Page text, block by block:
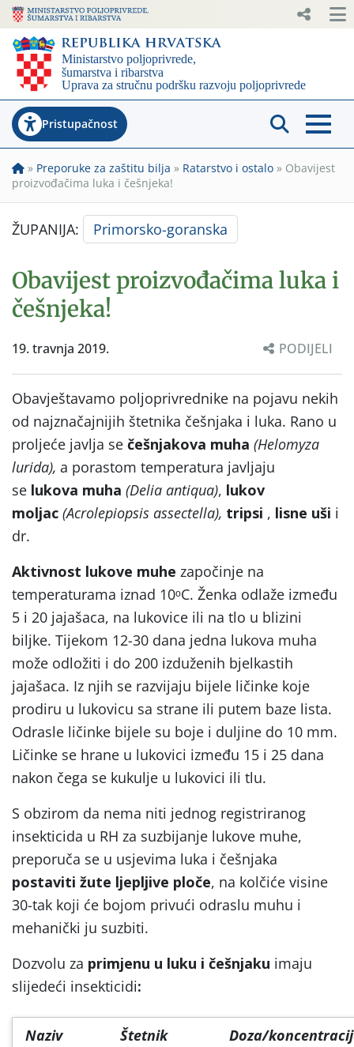
Pristupačnost
» Preporuke za zaštitu bilja » Ratarstvo i ostalo » Obavijest
proizvođačima luka i češnjeka!
ŽUPANIJA: Primorsko-goranska
Obavijest proizvođačima luka i
češnjeka!
19. travnja 2019. PODIJELI
Obavještavamo poljoprivrednike na pojavu nekih
od najznačajnijih štetnika češnjaka i luka. Rano u
proljeće javlja se češnjakova muha (Helomyza
lurida), a porastom temperatura javljaju
se lukova muha (Delia antiqua), lukov
moljac (Acrolepiopsis assectella), tripsi , lisne uši i
dr.
Aktivnost lukove muhe započinje na
temperaturama iznad 10ᵒC. Ženka odlaže između
5 i 20 jajašaca, na lukovice ili na tlo u blizini
biljke. Tijekom 12-30 dana jedna lukova muha
može odložiti i do 200 izduženih bjelkastih
jajašaca. Iz njih se razvijaju bijele ličinke koje
prodiru u lukovicu sa strane ili putem baze lista.
Odrasle ličinke bijele su boje i duljine do 10 mm.
Ličinke se hrane u lukovici između 15 i 25 dana
nakon čega se kukulje u lukovici ili tlu.
S obzirom da nema niti jednog registriranog
insekticida u RH za suzbijanje lukove muhe,
preporuča se u usjevima luka i češnjaka
postaviti žute ljepljive ploče, na kolčiće visine
30-tak koji će bojom privući odraslu muhu i
mehanički ju suzbiti.
Dozvolu za primjenu u luku i češnjaku imaju
slijedeći insekticidi:
Naziv
Štetnik Doza/